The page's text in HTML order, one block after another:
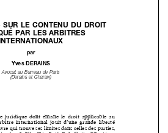







SUR LE CONTENU DU DROIT
PAR LES ARBITRES
par
Yves  DERAINS
Avocat au Barreau de Paris
(Derains et Gharavi)
juridique  dont  émane  le  droit  applicable  au
international  jouit  d’une  grande  liberté
qui trouve ses limites dans celles des parties,